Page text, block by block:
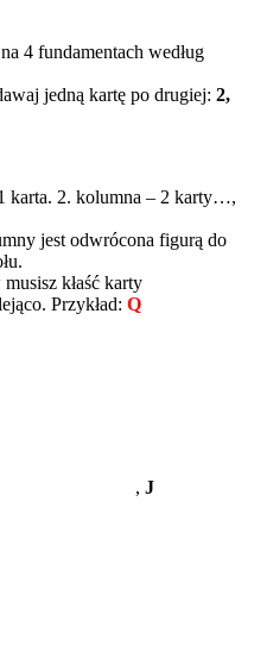
4 fundamentach według
jedną kartę po drugiej: 2,
karta. 2. kolumna – 2 karty…,
jest odwrócona figurą do
kłaść karty
Przykład: Q
, J